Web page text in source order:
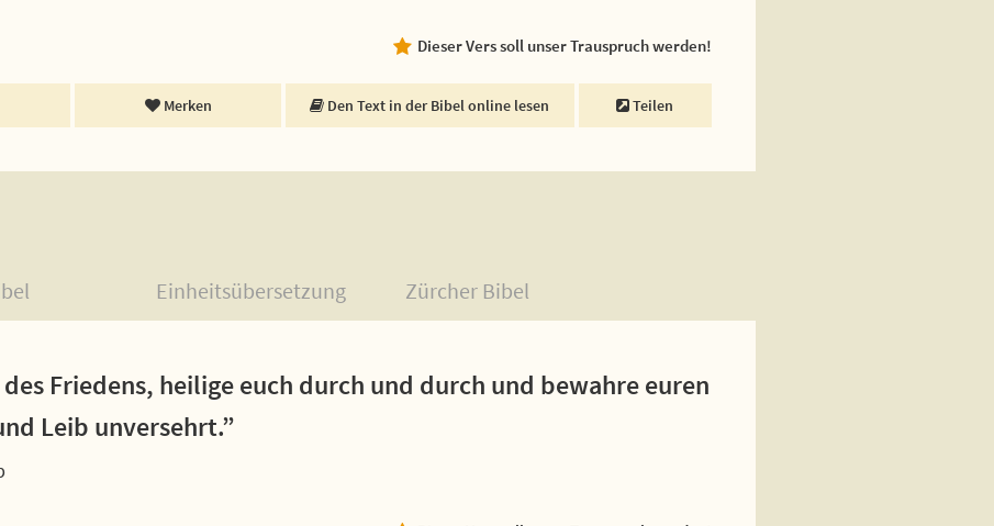
Dieser Vers soll unser Trauspruch werden!
Merken Den Text in der Bibel online lesen Teilen
Einheitsübersetzung Zürcher Bibel
Friedens, heilige euch durch und durch und bewahre euren
Leib unversehrt.”